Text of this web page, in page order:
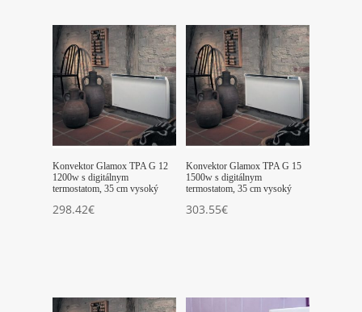
Konvektor Glamox TPA G 12
1200w s digitálnym
termostatom, 35 cm vysoký
298.42€
Konvektor Glamox TPA G 15
1500w s digitálnym
termostatom, 35 cm vysoký
303.55€